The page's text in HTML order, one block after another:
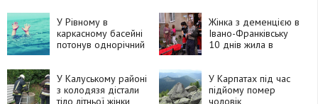
У Рівному в
каркасному басейні
потонув однорічний
Жінка з деменцією в
Івано-Франківську
10 днів жила в
У Калуському районі
з колодязя дістали
тіло літньої жінки
У Карпатах під час
підйому помер
чоловік